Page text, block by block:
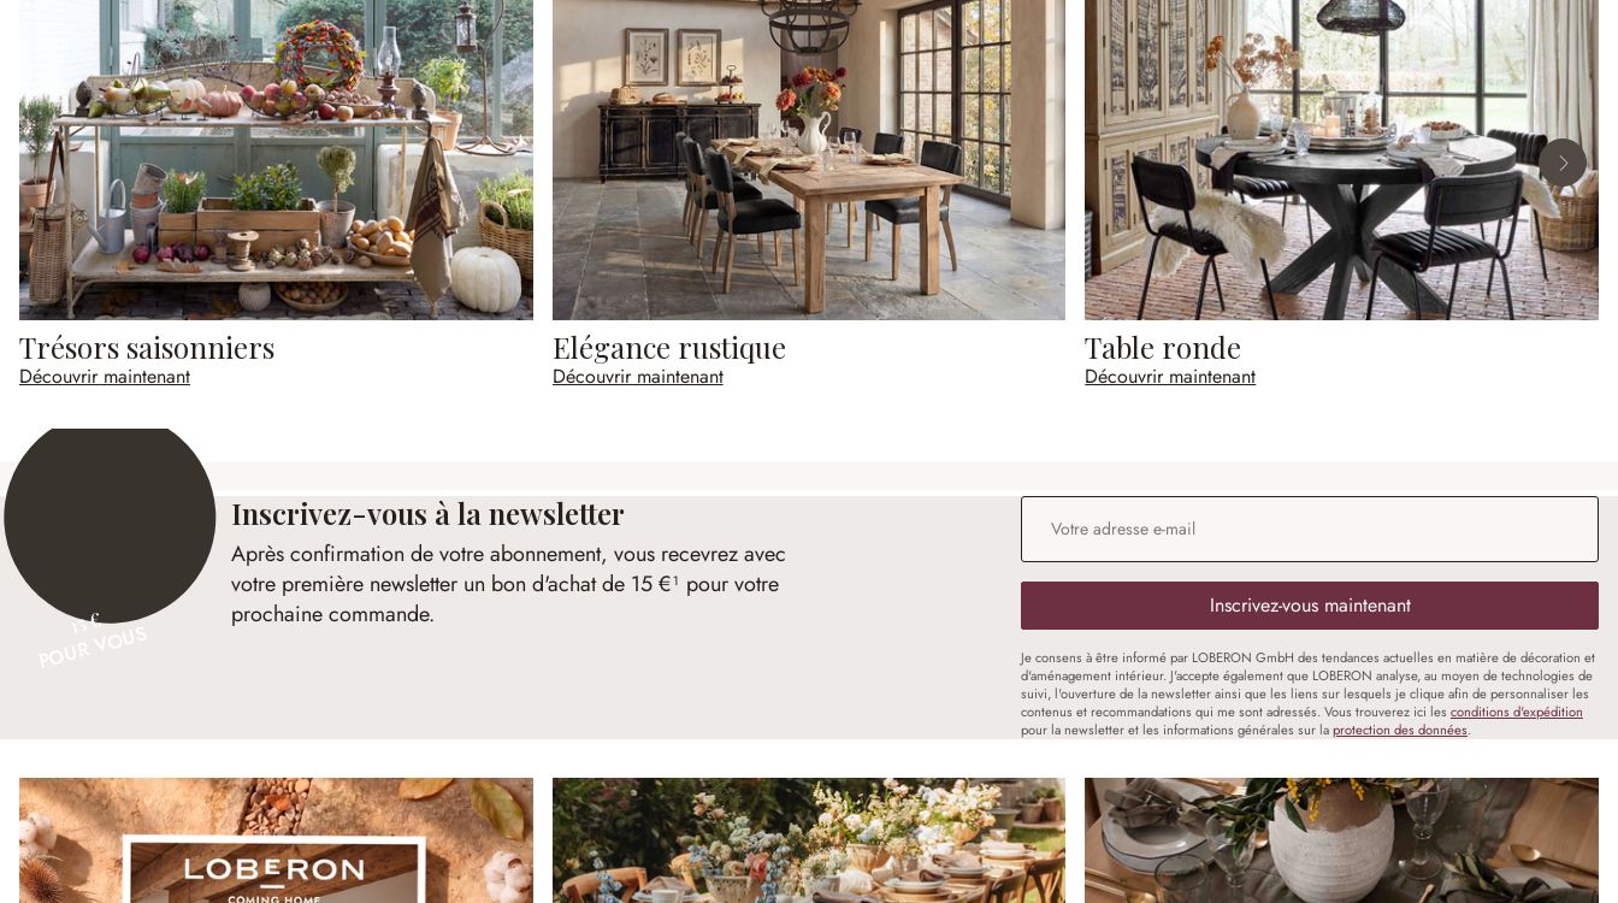
Trésors saisonniers
Découvrir maintenant
Elégance rustique
Découvrir maintenant
Table ronde
Découvrir maintenant
15 €
Inscrivez-vous à la newsletter
Après confirmation de votre abonnement, vous recevrez avec
votre première newsletter un bon d'achat de 15 €¹ pour votre
prochaine commande.
Adresse e-mail
Inscrivez-vous maintenant
Je consens à être informé par LOBERON GmbH des tendances actuelles en matière de décoration et
d'aménagement intérieur. J'accepte également que LOBERON analyse, au moyen de technologies de
suivi, l'ouverture de la newsletter ainsi que les liens sur lesquels je clique afin de personnaliser les
contenus et recommandations qui me sont adressés. Vous trouverez ici les conditions d'expédition
pour la newsletter et les informations générales sur laprotection des données.